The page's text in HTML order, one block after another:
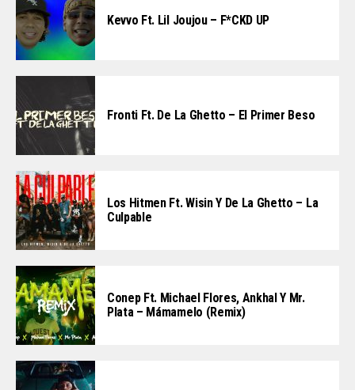
Kevvo Ft. Lil Joujou – F*CKD UP
Fronti Ft. De La Ghetto – El Primer Beso
Los Hitmen Ft. Wisin Y De La Ghetto – La
Culpable
Conep Ft. Michael Flores, Ankhal Y Mr.
Plata – Mámamelo (Remix)